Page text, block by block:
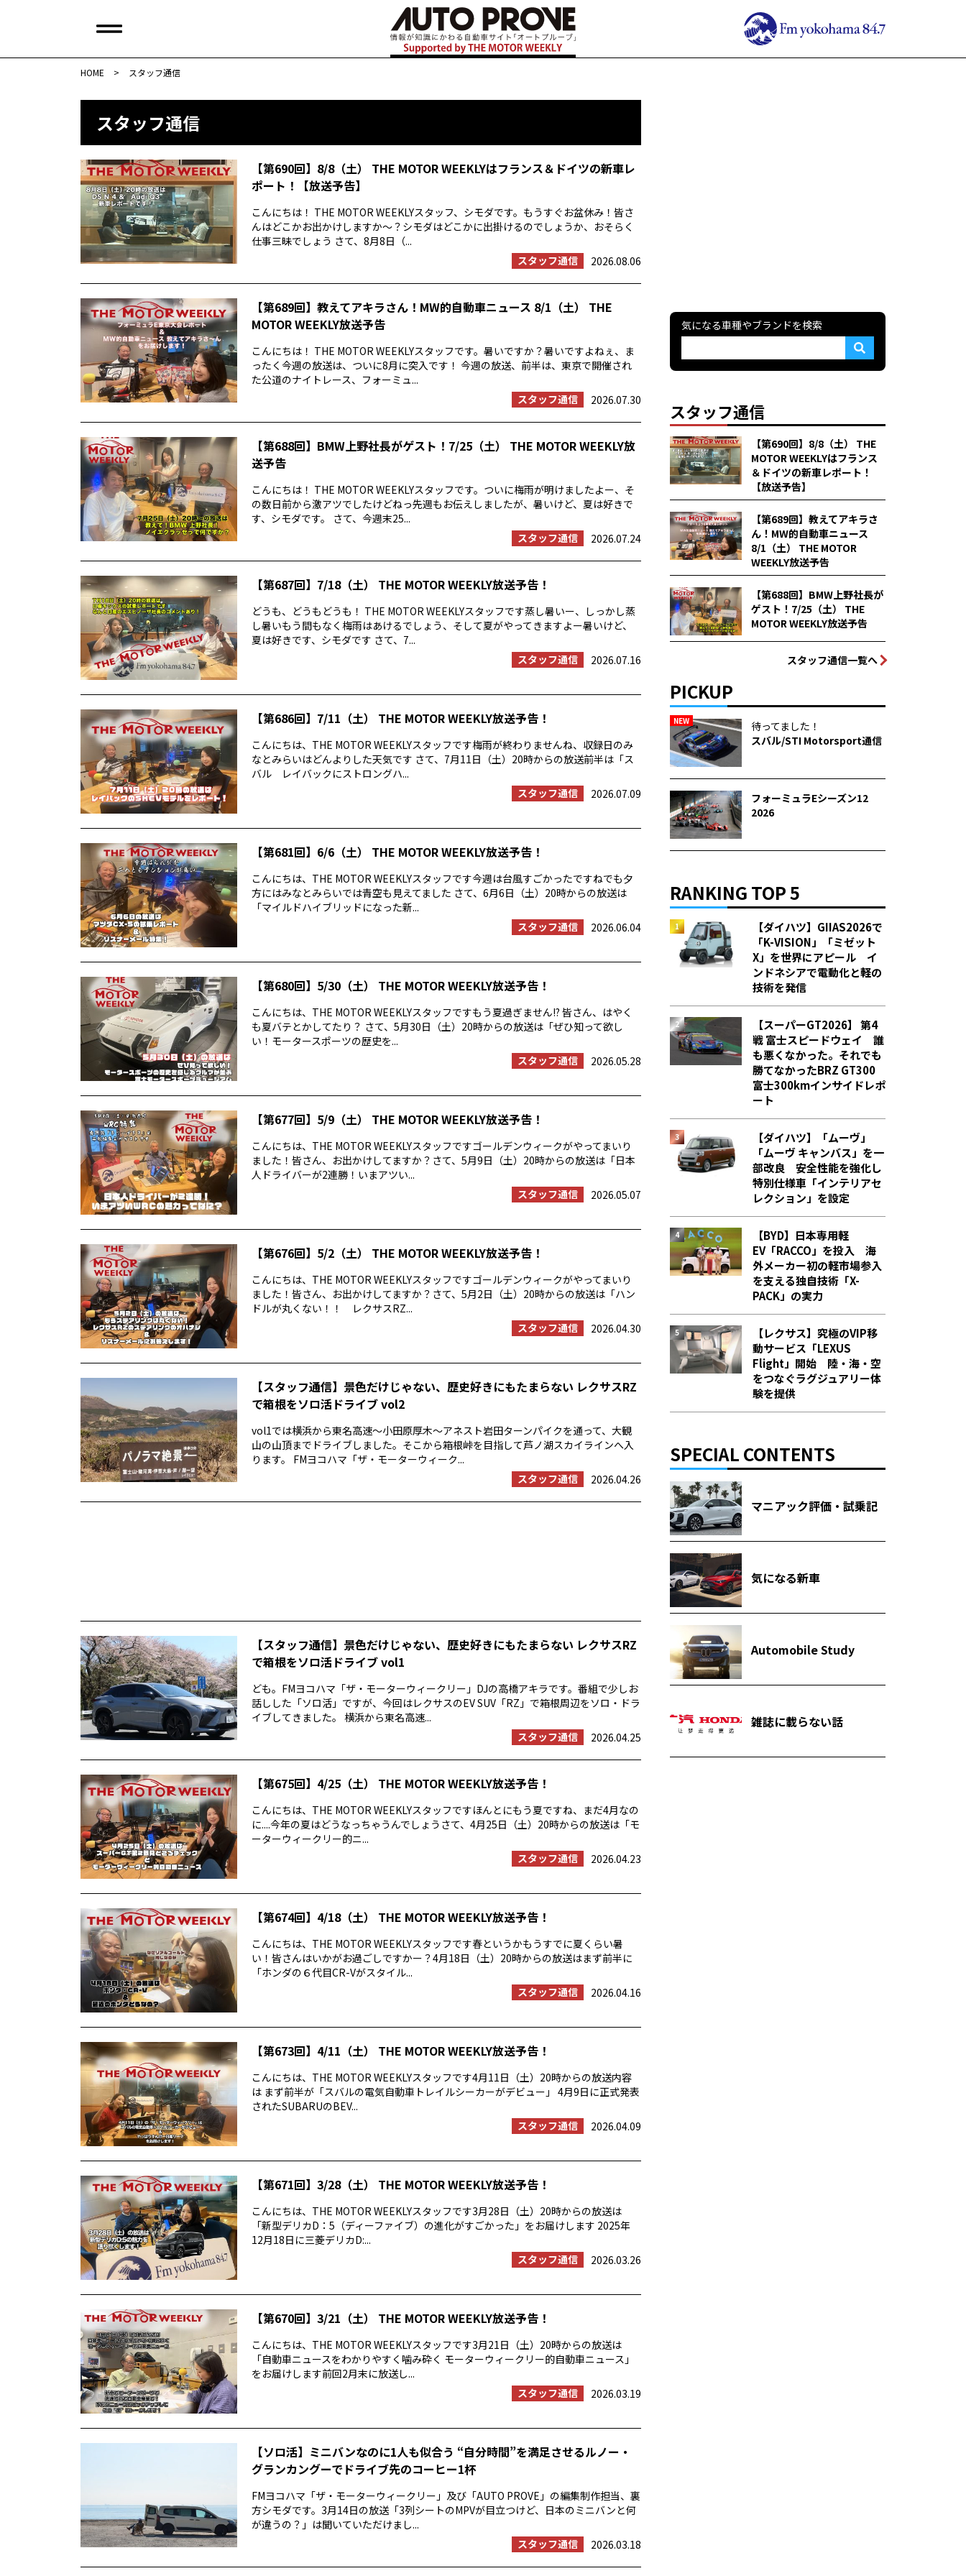
HOME > スタッフ通信
スタッフ通信
【第690回】8/8（土） THE MOTOR WEEKLYはフランス＆ドイツの新車レ
ポート！【放送予告】
こんにちは！ THE MOTOR WEEKLYスタッフ、シモダです。もうすぐお盆休み！皆さ
んはどこかお出かけしますか〜？シモダはどこかに出掛けるのでしょうか、おそらく
仕事三昧でしょう さて、8月8日（...
スタッフ通信
2026.08.06
【第689回】教えてアキラさん！MW的自動車ニュース 8/1（土） THE
MOTOR WEEKLY放送予告
こんにちは！ THE MOTOR WEEKLYスタッフです。暑いですか？暑いですよねぇ、ま
ったく今週の放送は、ついに8月に突入です！ 今週の放送、前半は、東京で開催され
た公道のナイトレース、フォーミュ...
スタッフ通信
2026.07.30
【第688回】BMW上野社長がゲスト！7/25（土） THE MOTOR WEEKLY放
送予告
こんにちは！ THE MOTOR WEEKLYスタッフです。ついに梅雨が明けましたよー、そ
の数日前から激アツでしたけどねっ先週もお伝えしましたが、暑いけど、夏は好きで
す、シモダです。 さて、今週末25...
スタッフ通信
2026.07.24
【第687回】7/18（土） THE MOTOR WEEKLY放送予告！
どうも、どうもどうも！ THE MOTOR WEEKLYスタッフです蒸し暑いー、しっかし蒸
し暑いもう間もなく梅雨はあけるでしょう、そして夏がやってきますよー暑いけど、
夏は好きです、シモダです さて、7...
スタッフ通信
2026.07.16
【第686回】7/11（土） THE MOTOR WEEKLY放送予告！
こんにちは、THE MOTOR WEEKLYスタッフです梅雨が終わりませんね、収録日のみ
なとみらいはどんよりした天気です さて、7月11日（土）20時からの放送前半は「ス
バル レイバックにストロングハ...
スタッフ通信
2026.07.09
【第681回】6/6（土） THE MOTOR WEEKLY放送予告！
こんにちは、THE MOTOR WEEKLYスタッフです今週は台風すごかったですねでも夕
方にはみなとみらいでは青空も見えてました さて、6月6日（土）20時からの放送は
「マイルドハイブリッドになった新...
スタッフ通信
2026.06.04
【第680回】5/30（土） THE MOTOR WEEKLY放送予告！
こんにちは、THE MOTOR WEEKLYスタッフですもう夏過ぎません!? 皆さん、はやく
も夏バテとかしてたり？ さて、5月30日（土）20時からの放送は「ぜひ知って欲し
い！モータースポーツの歴史を...
スタッフ通信
2026.05.28
【第677回】5/9（土） THE MOTOR WEEKLY放送予告！
こんにちは、THE MOTOR WEEKLYスタッフですゴールデンウィークがやってまいり
ました！皆さん、お出かけしてますか？さて、5月9日（土）20時からの放送は「日本
人ドライバーが2連勝！いまアツい...
スタッフ通信
2026.05.07
【第676回】5/2（土） THE MOTOR WEEKLY放送予告！
こんにちは、THE MOTOR WEEKLYスタッフですゴールデンウィークがやってまいり
ました！皆さん、お出かけしてますか？さて、5月2日（土）20時からの放送は「ハン
ドルが丸くない！！ レクサスRZ...
スタッフ通信
2026.04.30
【スタッフ通信】景色だけじゃない、歴史好きにもたまらない レクサスRZ
で箱根をソロ活ドライブ vol2
vol1では横浜から東名高速〜小田原厚木〜アネスト岩田ターンパイクを通って、大観
山の山頂までドライブしました。そこから箱根峠を目指して芦ノ湖スカイラインへ入
ります。 FMヨコハマ「ザ・モーターウィーク...
スタッフ通信
2026.04.26
【スタッフ通信】景色だけじゃない、歴史好きにもたまらない レクサスRZ
で箱根をソロ活ドライブ vol1
ども。FMヨコハマ「ザ・モーターウィークリー」DJの高橋アキラです。番組で少しお
話しした「ソロ活」ですが、今回はレクサスのEV SUV「RZ」で箱根周辺をソロ・ドラ
イブしてきました。 横浜から東名高速...
スタッフ通信
2026.04.25
【第675回】4/25（土） THE MOTOR WEEKLY放送予告！
こんにちは、THE MOTOR WEEKLYスタッフですほんとにもう夏ですね、まだ4月なの
に....今年の夏はどうなっちゃうんでしょうさて、4月25日（土）20時からの放送は「モ
ーターウィークリー的ニ...
スタッフ通信
2026.04.23
【第674回】4/18（土） THE MOTOR WEEKLY放送予告！
こんにちは、THE MOTOR WEEKLYスタッフです春というかもうすでに夏くらい暑
い！皆さんはいかがお過ごしですかー？4月18日（土）20時からの放送はまず前半に
「ホンダの６代目CR-Vがスタイル...
スタッフ通信
2026.04.16
【第673回】4/11（土） THE MOTOR WEEKLY放送予告！
こんにちは、THE MOTOR WEEKLYスタッフです4月11日（土）20時からの放送内容
は まず前半が「スバルの電気自動車トレイルシーカーがデビュー」 4月9日に正式発表
されたSUBARUのBEV...
スタッフ通信
2026.04.09
【第671回】3/28（土） THE MOTOR WEEKLY放送予告！
こんにちは、THE MOTOR WEEKLYスタッフです3月28日（土）20時からの放送は
「新型デリカD：5（ディーファイブ）の進化がすごかった」をお届けします 2025年
12月18日に三菱デリカD:...
スタッフ通信
2026.03.26
【第670回】3/21（土） THE MOTOR WEEKLY放送予告！
こんにちは、THE MOTOR WEEKLYスタッフです3月21日（土）20時からの放送は
「自動車ニュースをわかりやすく噛み砕く モーターウィークリー的自動車ニュース」
をお届けします前回2月末に放送し...
スタッフ通信
2026.03.19
【ソロ活】ミニバンなのに1人も似合う “自分時間”を満足させるルノー・
グランカングーでドライブ先のコーヒー1杯
FMヨコハマ「ザ・モーターウィークリー」及び「AUTO PROVE」の編集制作担当、裏
方シモダです。3月14日の放送「3列シートのMPVが目立つけど、日本のミニバンと何
が違うの？」は聞いていただけまし...
スタッフ通信
2026.03.18
気になる車種やブランドを検索
スタッフ通信
【第690回】8/8（土） THE
MOTOR WEEKLYはフランス
＆ドイツの新車レポート！
【放送予告】
【第689回】教えてアキラさ
ん！MW的自動車ニュース
8/1（土） THE MOTOR
WEEKLY放送予告
【第688回】BMW上野社長が
ゲスト！7/25（土） THE
MOTOR WEEKLY放送予告
スタッフ通信一覧へ
PICKUP
NEW
待ってました！
スバル/STI Motorsport通信
フォーミュラEシーズン12
2026
RANKING TOP 5
【ダイハツ】GIIAS2026で
「K-VISION」「ミゼット
X」を世界にアピール イ
ンドネシアで電動化と軽の
技術を発信
【スーパーGT2026】 第4
戦 富士スピードウェイ 誰
も悪くなかった。それでも
勝てなかった――BRZ GT300
富士300kmインサイドレポ
ート
【ダイハツ】「ムーヴ」
「ムーヴ キャンバス」を一
部改良 安全性能を強化し
特別仕様車「インテリアセ
レクション」を設定
【BYD】日本専用軽
EV「RACCO」を投入 海
外メーカー初の軽市場参入
を支える独自技術「X-
PACK」の実力
【レクサス】究極のVIP移
動サービス「LEXUS
Flight」開始 陸・海・空
をつなぐラグジュアリー体
験を提供
SPECIAL CONTENTS
マニアック評価・試乗記
気になる新車
Automobile Study
雑誌に載らない話